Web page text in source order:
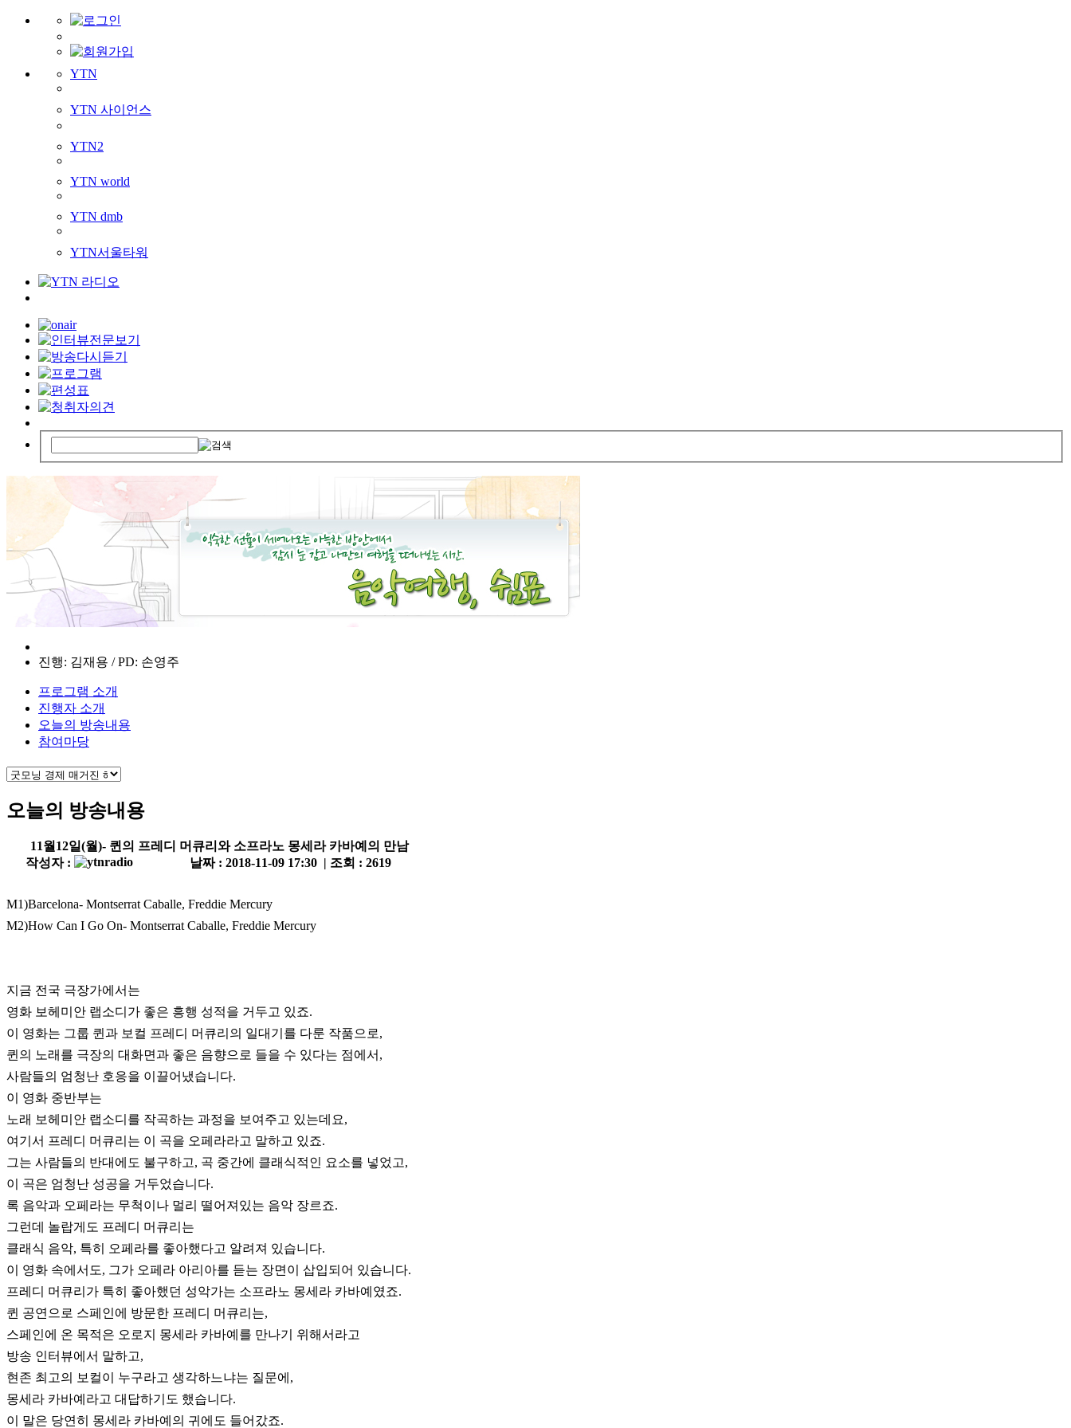
YTN
YTN 사이언스
YTN2
YTN world
YTN dmb
YTN서울타워
진행: 김재용 / PD: 손영주
프로그램 소개
진행자 소개
오늘의 방송내용
참여마당
오늘의 방송내용
11월12일(월)- 퀸의 프레디 머큐리와 소프라노 몽세라 카바예의 만남
작성자 :
날짜 : 2018-11-09 17:30 | 조회 : 2619
M1)Barcelona- Montserrat Caballe, Freddie Mercury
M2)How Can I Go On- Montserrat Caballe, Freddie Mercury
지금 전국 극장가에서는
영화 보헤미안 랩소디가 좋은 흥행 성적을 거두고 있죠.
이 영화는 그룹 퀸과 보컬 프레디 머큐리의 일대기를 다룬 작품으로,
퀸의 노래를 극장의 대화면과 좋은 음향으로 들을 수 있다는 점에서,
사람들의 엄청난 호응을 이끌어냈습니다.
이 영화 중반부는
노래 보헤미안 랩소디를 작곡하는 과정을 보여주고 있는데요,
여기서 프레디 머큐리는 이 곡을 오페라라고 말하고 있죠.
그는 사람들의 반대에도 불구하고, 곡 중간에 클래식적인 요소를 넣었고,
이 곡은 엄청난 성공을 거두었습니다.
록 음악과 오페라는 무척이나 멀리 떨어져있는 음악 장르죠.
그런데 놀랍게도 프레디 머큐리는
클래식 음악, 특히 오페라를 좋아했다고 알려져 있습니다.
이 영화 속에서도, 그가 오페라 아리아를 듣는 장면이 삽입되어 있습니다.
프레디 머큐리가 특히 좋아했던 성악가는 소프라노 몽세라 카바예였죠.
퀸 공연으로 스페인에 방문한 프레디 머큐리는,
스페인에 온 목적은 오로지 몽세라 카바예를 만나기 위해서라고
방송 인터뷰에서 말하고,
현존 최고의 보컬이 누구라고 생각하느냐는 질문에,
몽세라 카바예라고 대답하기도 했습니다.
이 말은 당연히 몽세라 카바예의 귀에도 들어갔죠.